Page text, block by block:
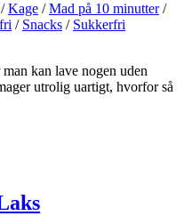
/Kage /Mad på 10 minutter/
/ Snacks / Sukkerfri
kan lave nogen uden
utrolig uartigt, hvorfor så